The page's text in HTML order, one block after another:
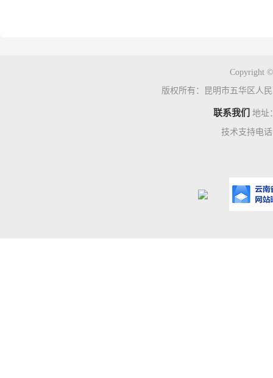
Copyright
版权所有：昆明市五华区人
联系我们 地址
技术支持电